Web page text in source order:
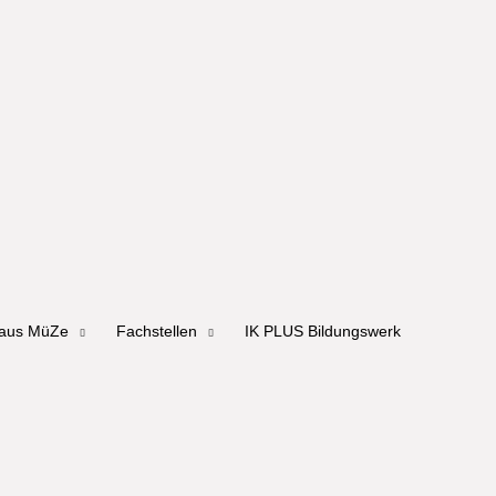
MüZe Fachstellen IK PLUS Bildungswerk